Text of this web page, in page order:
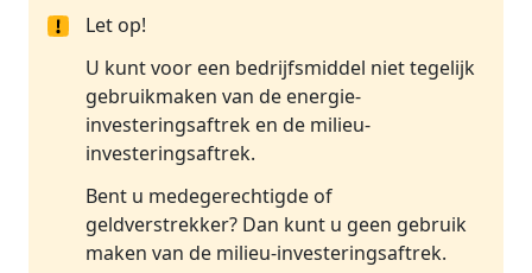
Let op!
U kunt voor een bedrijfsmiddel niet tegelijk
gebruikmaken van de energie-
investeringsaftrek en de milieu-
investeringsaftrek.
Bent u medegerechtigde of
geldverstrekker? Dan kunt u geen gebruik
maken van de milieu-investeringsaftrek.